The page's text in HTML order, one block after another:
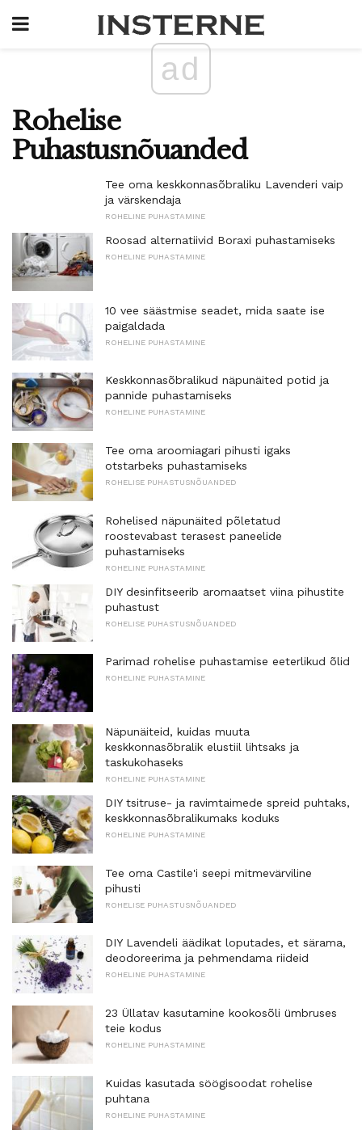
ad
Rohelise
Puhastusnõuanded
Tee oma keskkonnasõbraliku Lavenderi vaip
ja värskendaja
ROHELINE PUHASTAMINE
Roosad alternatiivid Boraxi puhastamiseks
ROHELINE PUHASTAMINE
10 vee säästmise seadet, mida saate ise
paigaldada
ROHELINE PUHASTAMINE
Keskkonnasõbralikud näpunäited potid ja
pannide puhastamiseks
ROHELINE PUHASTAMINE
Tee oma aroomiagari pihusti igaks
otstarbeks puhastamiseks
ROHELISE PUHASTUSNÕUANDED
Rohelised näpunäited põletatud
roostevabast terasest paneelide
puhastamiseks
ROHELINE PUHASTAMINE
DIY desinfitseerib aromaatset viina pihustite
puhastust
ROHELISE PUHASTUSNÕUANDED
Parimad rohelise puhastamise eeterlikud õlid
ROHELINE PUHASTAMINE
Näpunäiteid, kuidas muuta
keskkonnasõbralik elustiil lihtsaks ja
taskukohaseks
ROHELINE PUHASTAMINE
DIY tsitruse- ja ravimtaimede spreid puhtaks,
keskkonnasõbralikumaks koduks
ROHELINE PUHASTAMINE
Tee oma Castile'i seepi mitmevärviline
pihusti
ROHELISE PUHASTUSNÕUANDED
DIY Lavendeli äädikat loputades, et särama,
deodoreerima ja pehmendama riideid
ROHELINE PUHASTAMINE
23 Üllatav kasutamine kookosõli ümbruses
teie kodus
ROHELINE PUHASTAMINE
Kuidas kasutada söögisoodat rohelise
puhtana
ROHELINE PUHASTAMINE